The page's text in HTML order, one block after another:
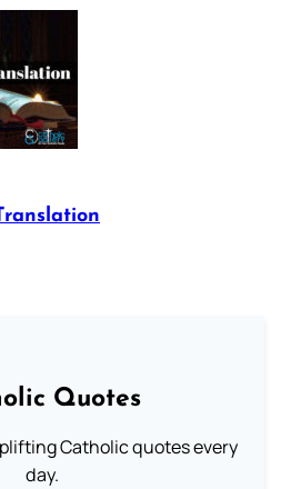
Quotes
Catholic quotes every
day.